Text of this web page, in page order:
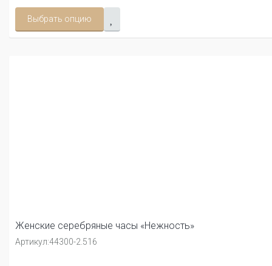
Выбрать опцию
Женские серебряные часы «Нежность»
Артикул:44300-2.516